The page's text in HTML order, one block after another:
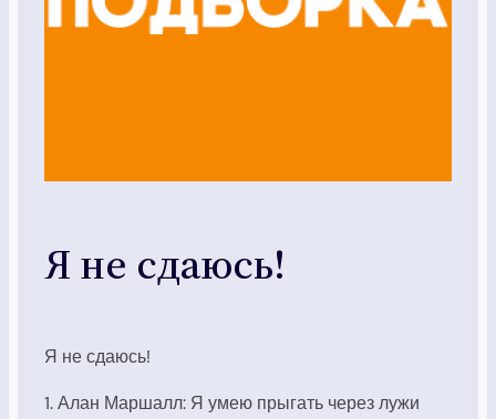
Я не сдаюсь!
Я не сдаюсь!
1. Алан Маршалл: Я умею прыгать через лужи